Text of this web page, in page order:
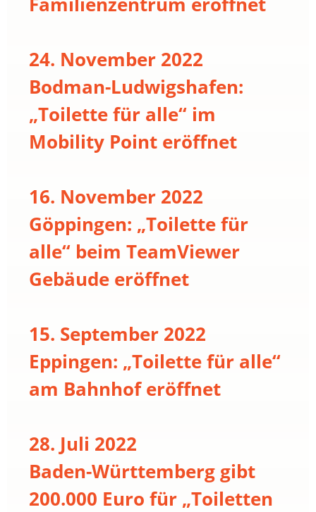
24. November 2022
Bodman-Ludwigshafen:
„Toilette für alle“ im
Mobility Point eröffnet
16. November 2022
Göppingen: „Toilette für
alle“ beim TeamViewer
Gebäude eröffnet
15. September 2022
Eppingen: „Toilette für alle“
am Bahnhof eröffnet
28. Juli 2022
Baden-Württemberg gibt
200.000 Euro für „Toiletten